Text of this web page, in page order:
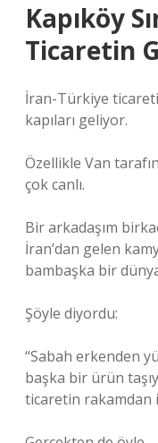
Kapıköy
Ticaretin
İran-Türkiye
kapıları geliyor.
Özellikle Van
çok canlı.
Bir arkadaşım
İran’dan gelen
bambaşka bir
Şöyle diyordu:
“Sabah erkenden
başka bir ürün
ticaretin rakamdan